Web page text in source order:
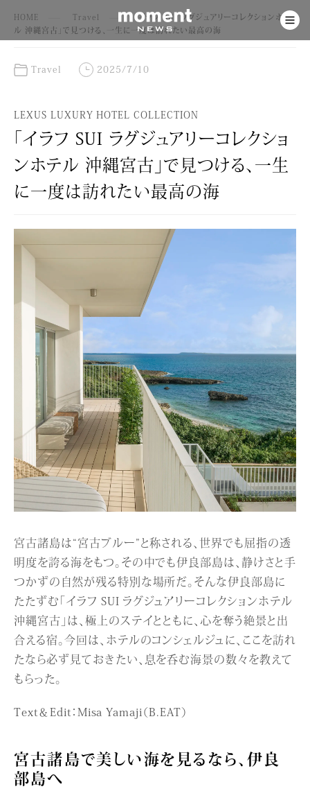
HOME Travel
「イラフ SUI ラグジュアリーコレクションホテ
ル 沖縄宮古」で見つける、一生に一度は訪れたい最高の海
Travel 2025/7/10
LEXUS LUXURY HOTEL COLLECTION
「イラフ SUI ラグジュアリーコレクショ
ンホテル 沖縄宮古」で見つける、一生
に一度は訪れたい最高の海
宮古諸島は“宮古ブルー”と称される、世界でも屈指の透
明度を誇る海をもつ。その中でも伊良部島は、静けさと手
つかずの自然が残る特別な場所だ。そんな伊良部島に
たたずむ「イラフ SUI ラグジュアリーコレクションホテル
沖縄宮古」は、極上のステイとともに、心を奪う絶景と出
合える宿。今回は、ホテルのコンシェルジュに、ここを訪れ
たなら必ず見ておきたい、息を呑む海景の数々を教えて
もらった。
Text＆Edit：Misa Yamaji（B.EAT）
宮古諸島で美しい海を見るなら、伊良
部島へ